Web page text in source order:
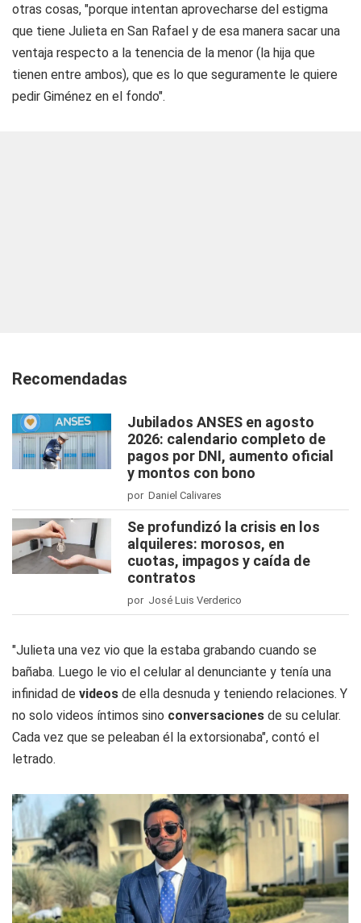
otras cosas, "porque intentan aprovecharse del estigma
que tiene Julieta en San Rafael y de esa manera sacar una
ventaja respecto a la tenencia de la menor (la hija que
tienen entre ambos), que es lo que seguramente le quiere
pedir Giménez en el fondo".
Recomendadas
Jubilados ANSES en agosto
2026: calendario completo de
pagos por DNI, aumento oficial
y montos con bono
por Daniel Calivares
Se profundizó la crisis en los
alquileres: morosos, en
cuotas, impagos y caída de
contratos
por José Luis Verderico
"Julieta una vez vio que la estaba grabando cuando se
bañaba. Luego le vio el celular al denunciante y tenía una
infinidad de videos de ella desnuda y teniendo relaciones. Y
no solo videos íntimos sino conversaciones de su celular.
Cada vez que se peleaban él la extorsionaba", contó el
letrado.